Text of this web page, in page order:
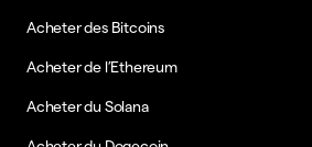
Acheter des Bitcoins
Acheter de l’Ethereum
Acheter du Solana